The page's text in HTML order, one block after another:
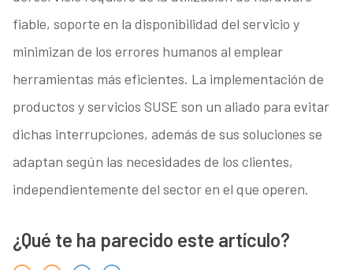
fiable, soporte en la disponibilidad del servicio y
minimizan de los errores humanos al emplear
herramientas más eficientes. La implementación de
productos y servicios SUSE son un aliado para evitar
dichas interrupciones, además de sus soluciones se
adaptan según las necesidades de los clientes,
independientemente del sector en el que operen.
¿Qué te ha parecido este artículo?